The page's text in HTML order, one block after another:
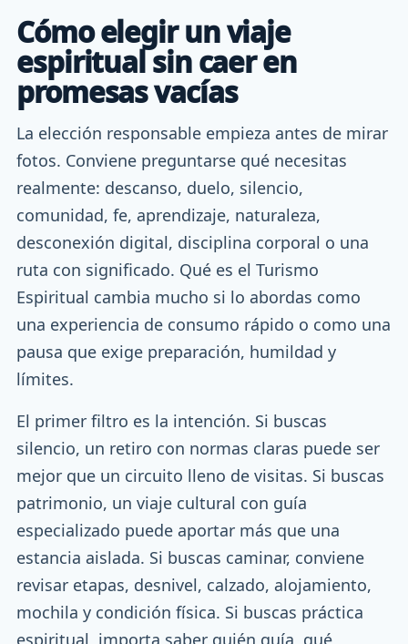
Cómo elegir un viaje
espiritual sin caer en
promesas vacías
La elección responsable empieza antes de mirar
fotos. Conviene preguntarse qué necesitas
realmente: descanso, duelo, silencio,
comunidad, fe, aprendizaje, naturaleza,
desconexión digital, disciplina corporal o una
ruta con significado. Qué es el Turismo
Espiritual cambia mucho si lo abordas como
una experiencia de consumo rápido o como una
pausa que exige preparación, humildad y
límites.
El primer filtro es la intención. Si buscas
silencio, un retiro con normas claras puede ser
mejor que un circuito lleno de visitas. Si buscas
patrimonio, un viaje cultural con guía
especializado puede aportar más que una
estancia aislada. Si buscas caminar, conviene
revisar etapas, desnivel, calzado, alojamiento,
mochila y condición física. Si buscas práctica
espiritual, importa saber quién guía, qué